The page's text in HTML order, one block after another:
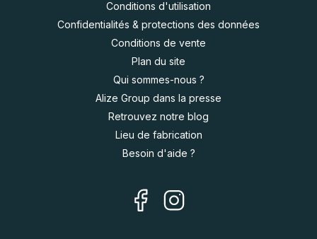
Conditions d'utilisation
Confidentialités & protections des données
Conditions de vente
Plan du site
Qui sommes-nous ?
Alize Group dans la presse
Retrouvez notre blog
Lieu de fabrication
Besoin d'aide ?